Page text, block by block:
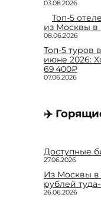
03.08.2026
Топ-5
из Москвы в
08.06.2026
Топ-5 туров
июне 2026:
69 400₽
07.06.2026
✈️
Доступные
27.06.2026
Из Москвы в
рублей
26.06.2026